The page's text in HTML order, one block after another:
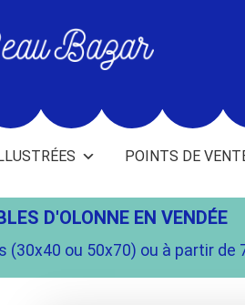
e
B
e
a
u
B
a
z
a
POINTS DE
D'OLONNE EN VENDÉE
(30x40 ou 50x70) ou à partir